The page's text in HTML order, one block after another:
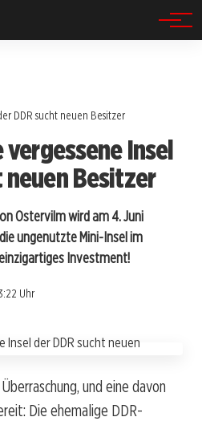
DDR sucht neuen Besitzer
Insel
neuen Besitzer
Ostervilm wird am 4. Juni
ungenutzte Mini-Insel im
Investment!
Uhr
und eine davon
Die ehemalige DDR-